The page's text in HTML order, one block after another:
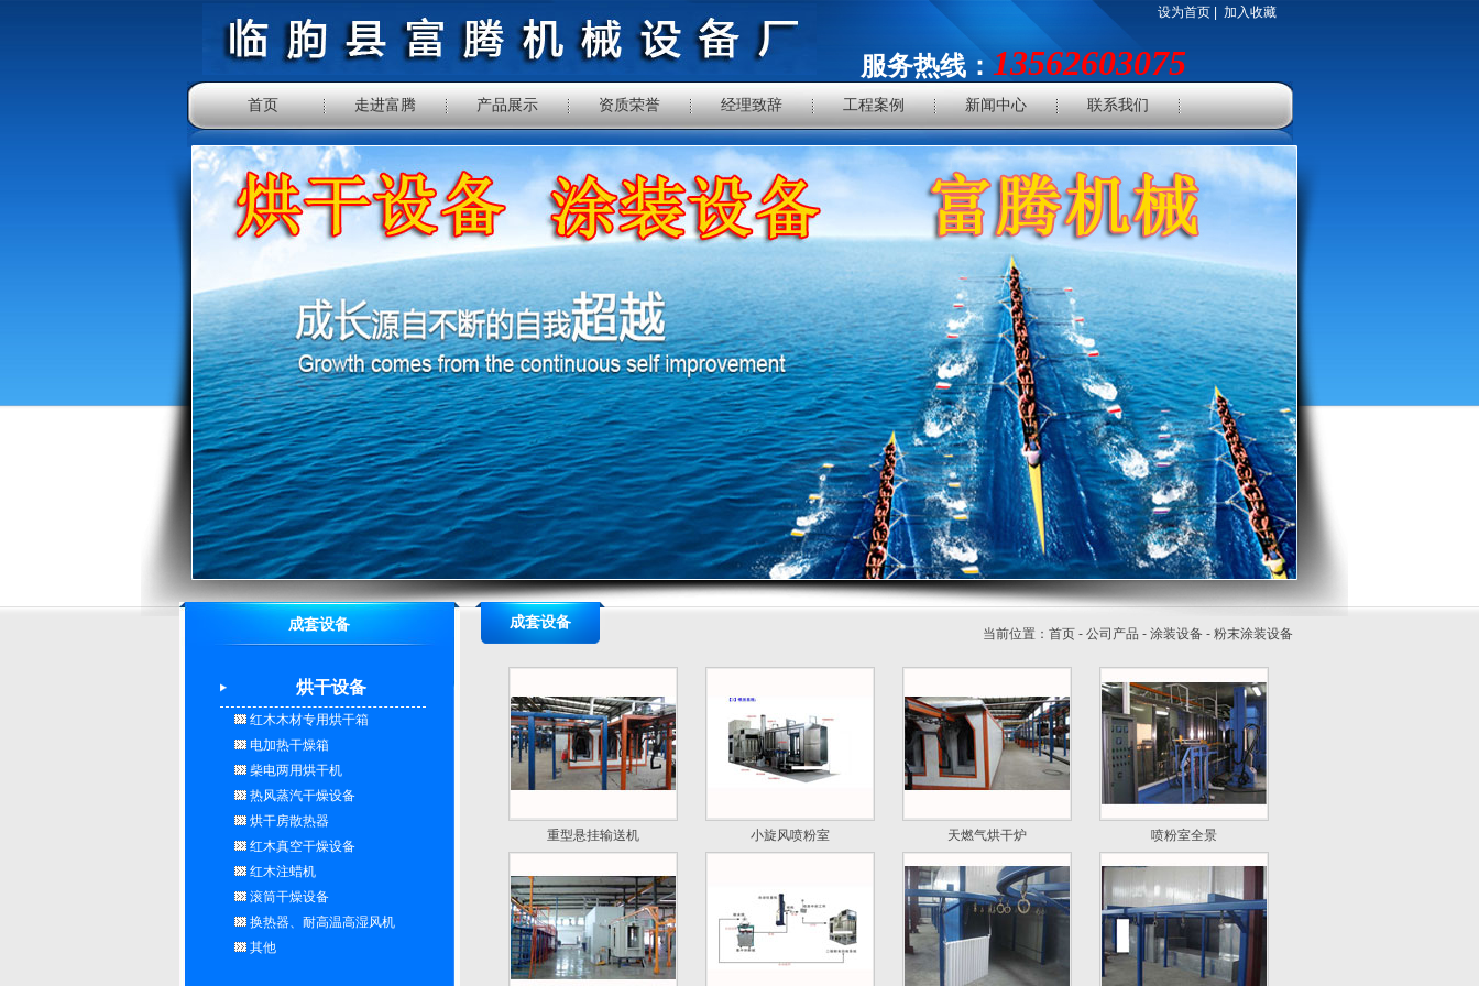
服务热线： 13562603075
设为首页| 加入收藏
首页 走进富腾 产品展示 资质荣誉 经理致辞 工程案例 新闻中心 联系我们
成套设备
烘干设备
红木木材专用烘干箱
电加热干燥箱
柴电两用烘干机
热风蒸汽干燥设备
烘干房散热器
红木真空干燥设备
红木注蜡机
滚筒干燥设备
换热器、耐高温高湿风机
其他
成套设备
当前位置： 首页- 公司产品 - 涂装设备- 粉末涂装设备
重型悬挂输送机 小旋风喷粉室 天燃气烘干炉 喷粉室全景